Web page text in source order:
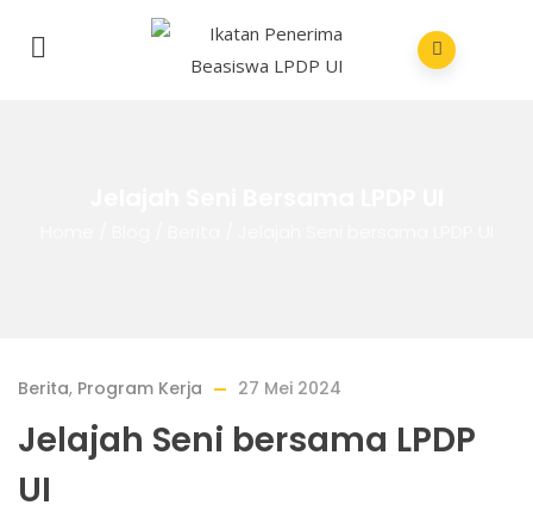
Berita, Program Kerja 27 Mei 2024
Jelajah Seni bersama LPDP
UI